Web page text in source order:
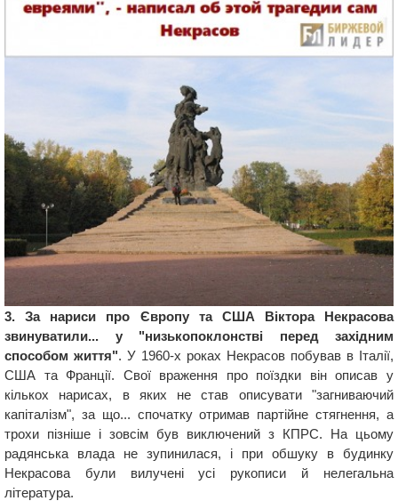
3. За нариси про Європу та США Віктора Некрасова
звинуватили... у "низькопоклонстві перед західним
способом життя". У 1960-х роках Некрасов побував в Італії,
США та Франції. Свої враження про поїздки він описав у
кількох нарисах, в яких не став описувати "загниваючий
капіталізм", за що... спочатку отримав партійне стягнення, а
трохи пізніше і зовсім був виключений з КПРС. На цьому
радянська влада не зупинилася, і при обшуку в будинку
Некрасова були вилучені усі рукописи й нелегальна
література.